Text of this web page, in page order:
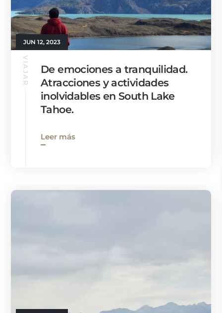
JUN 12, 2023
VIAJAR
De emociones a tranquilidad.
Atracciones y actividades
inolvidables en South Lake
Tahoe.
Leer más